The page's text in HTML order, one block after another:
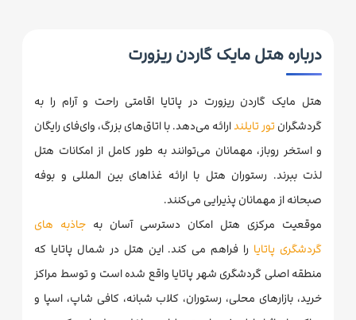
درباره هتل مایک گاردن ریزورت
هتل مایک گاردن ریزورت در پاتایا اقامتی راحت و آرام را به
گردشگران تور تایلندارائه می‌دهد. با اتاق‌های بزرگ، وای‌فای رایگان
و استخر روباز، مهمانان می‌توانند به طور کامل از امکانات هتل
لذت ببرند. رستوران هتل با ارائه غذاهای بین المللی و بوفه
صبحانه از مهمانان پذیرایی می‌کنند.
موقعیت مرکزی هتل امکان دسترسی آسان به جاذبه های
گردشگری پاتایا را فراهم می کند. این هتل در شمال پاتایا که
منطقه اصلی گردشگری شهر پاتایا واقع شده است و توسط مراکز
خرید، بازارهای محلی، رستوران، کلاب شبانه، کافی شاپ، اسپا و